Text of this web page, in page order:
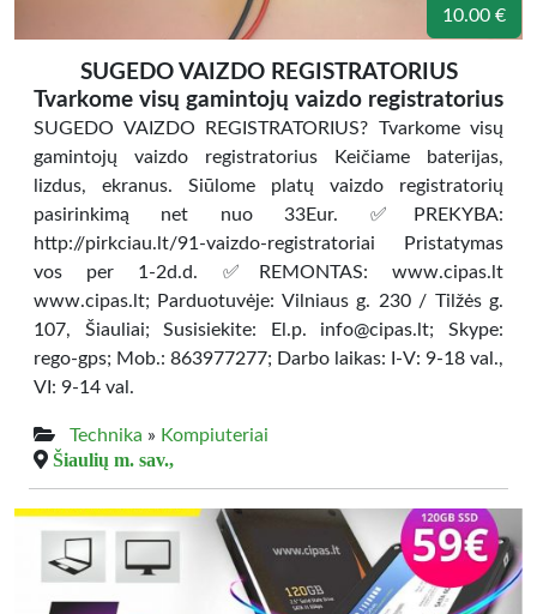
10.00 €
SUGEDO VAIZDO REGISTRATORIUS
Tvarkome visų gamintojų vaizdo registratorius
SUGEDO VAIZDO REGISTRATORIUS? Tvarkome visų
gamintojų vaizdo registratorius Keičiame baterijas,
lizdus, ekranus. Siūlome platų vaizdo registratorių
pasirinkimą net nuo 33Eur. ✅PREKYBA:
http://pirkciau.lt/91-vaizdo-registratoriai Pristatymas
vos per 1-2d.d. ✅REMONTAS: www.cipas.lt
www.cipas.lt; Parduotuvėje: Vilniaus g. 230 / Tilžės g.
107, Šiauliai; Susisiekite: El.p. info@cipas.lt; Skype:
rego-gps; Mob.: 863977277; Darbo laikas: I-V: 9-18 val.,
VI: 9-14 val.
Technika » Kompiuteriai
Šiaulių m. sav.,